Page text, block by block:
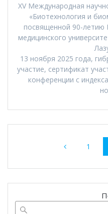
XV Международная
«Биотехнология и
посвященной 90-летию
медицинского
13 ноября 2025 года,
участие, сертификат
конференции с
записям
1